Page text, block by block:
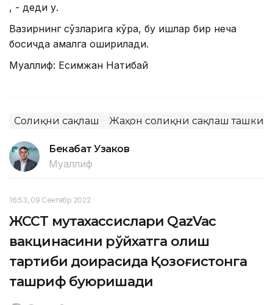
, - деди у.
Вазирнинг сўзларига кўра, бу ишлар бир неча
босқичда амалга оширилади.
Муаллиф: Есимжан Нақтибай
Соғлиқни сақлаш Жаҳон соғлиқни сақлаш
Бекабат Узаков
Муаллиф
16:53, 09 Сентябр 2022
ЖССТ мутахассислари QazVac
вакцинасини рўйхатга олиш
тартиби доирасида Қозоғистонга
ташриф буюришади